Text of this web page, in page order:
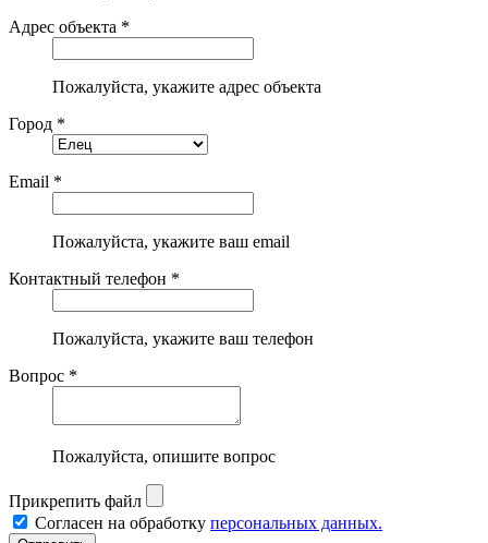
Адрес объекта *
Пожалуйста, укажите адрес объекта
Город *
Email *
Пожалуйста, укажите ваш email
Контактный телефон *
Пожалуйста, укажите ваш телефон
Вопрос *
Пожалуйста, опишите вопрос
Прикрепить файл
Согласен на обработку персональных данных.